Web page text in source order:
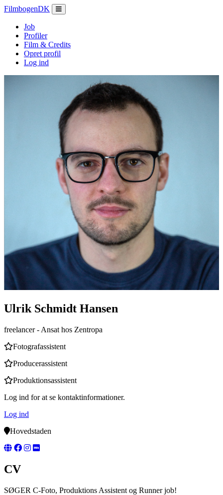
FilmbogenDK
Job
Profiler
Film & Credits
Opret profil
Log ind
Ulrik Schmidt Hansen
freelancer- Ansat hos Zentropa
Fotografassistent
Producerassistent
Produktionsassistent
Log ind for at se kontaktinformationer.
Log ind
Hovedstaden
CV
SØGER C-Foto, Produktions Assistent og Runner job!